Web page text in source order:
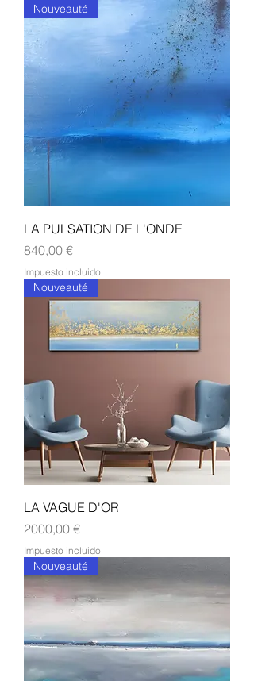
Nouveauté
LA PULSATION DE L'ONDE
Precio
840,00 €
Impuesto incluido
Nouveauté
LA VAGUE D'OR
Precio
2000,00 €
Impuesto incluido
Nouveauté